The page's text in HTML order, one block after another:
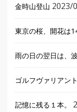
金時山登山 2023/
東京の桜、開花は
雨の日の翌日は、波
ゴルフヴァリアン
記憶に残る１本。